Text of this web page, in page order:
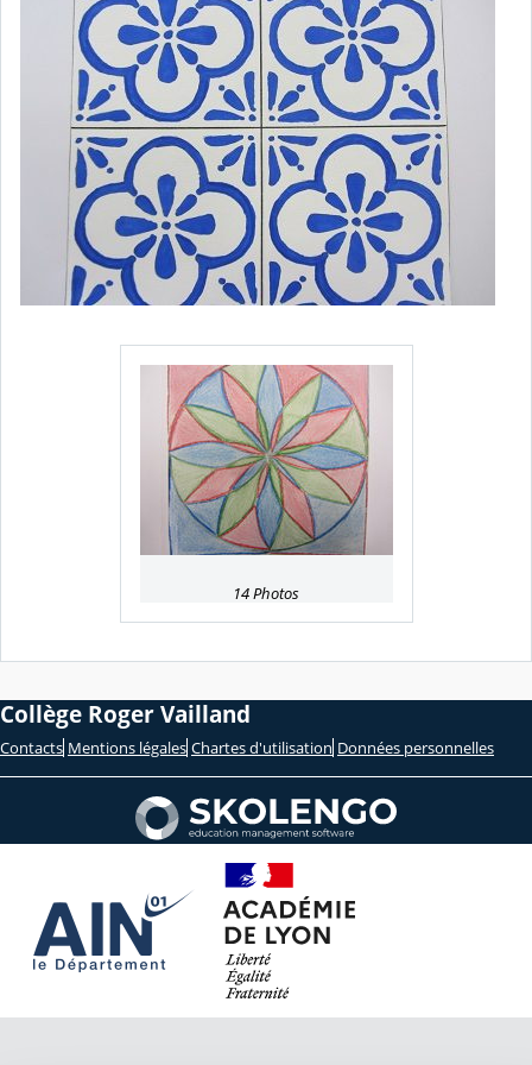
14 Photos
Collège Roger Vailland
Contacts Mentions légales Chartes d'utilisation Données personnelles